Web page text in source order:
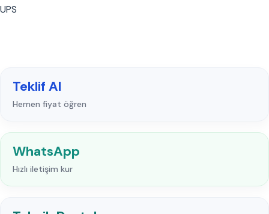
UPS
Teklif Al
Hemen fiyat öğren
WhatsApp
Hızlı iletişim kur